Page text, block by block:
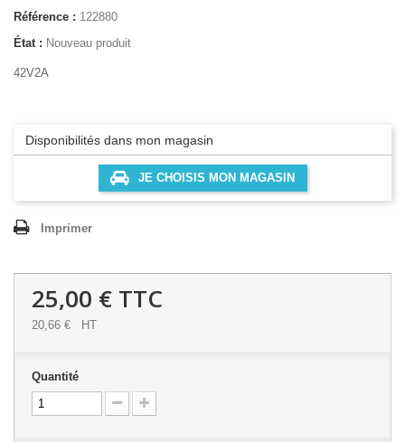
Référence : 122880
État : Nouveau produit
42V2A
Disponibilités dans mon magasin
JE CHOISIS MON MAGASIN
Imprimer
25,00 € TTC
20,66 € HT
Quantité